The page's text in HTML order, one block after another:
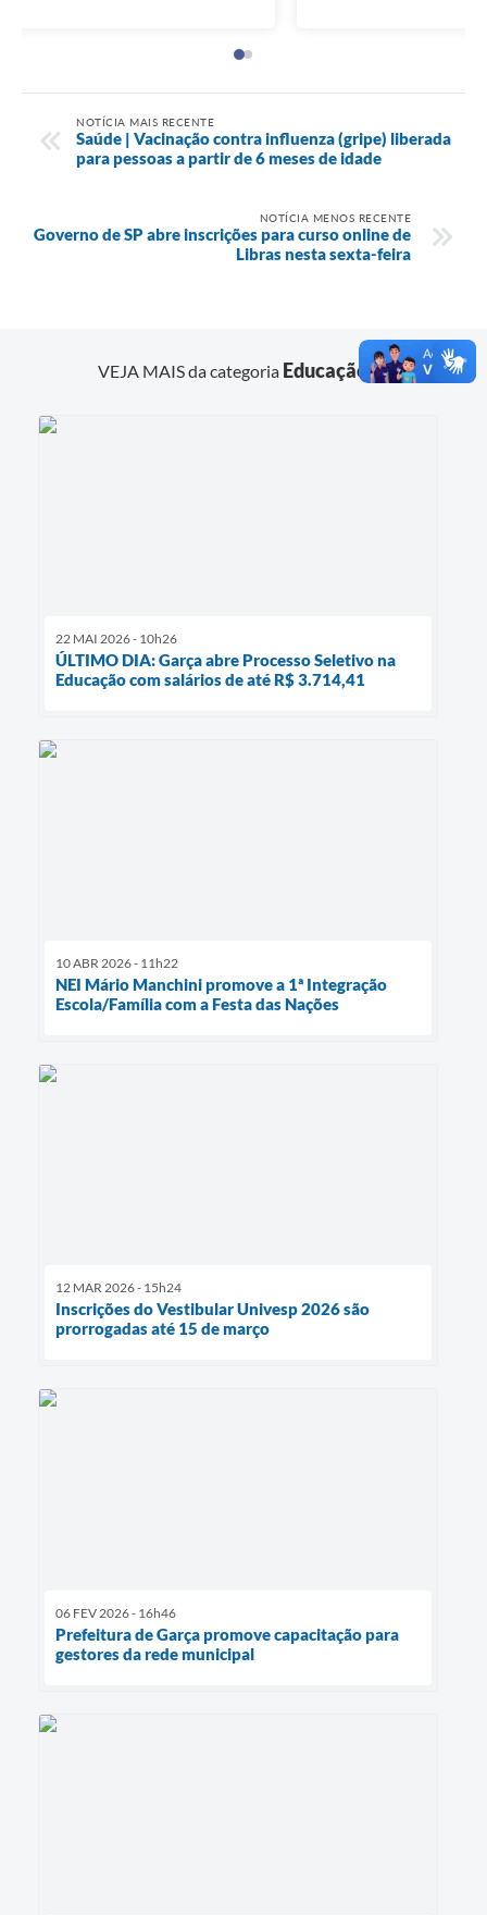
NOTÍCIA MAIS RECENTE
Saúde | Vacinação contra influenza (gripe) liberada
para pessoas a partir de 6 meses de idade
NOTÍCIA MENOS RECENTE
Governo de SP abre inscrições para curso online de
Libras nesta sexta-feira
VEJA MAIS da categoria Educação
22 MAI 2026 - 10h26
ÚLTIMO DIA: Garça abre Processo Seletivo na
Educação com salários de até R$ 3.714,41
10 ABR 2026 - 11h22
NEI Mário Manchini promove a 1ª Integração
Escola/Família com a Festa das Nações
12 MAR 2026 - 15h24
Inscrições do Vestibular Univesp 2026 são
prorrogadas até 15 de março
06 FEV 2026 - 16h46
Prefeitura de Garça promove capacitação para
gestores da rede municipal